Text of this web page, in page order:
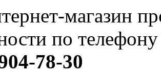
магазин
по телефону
78-30